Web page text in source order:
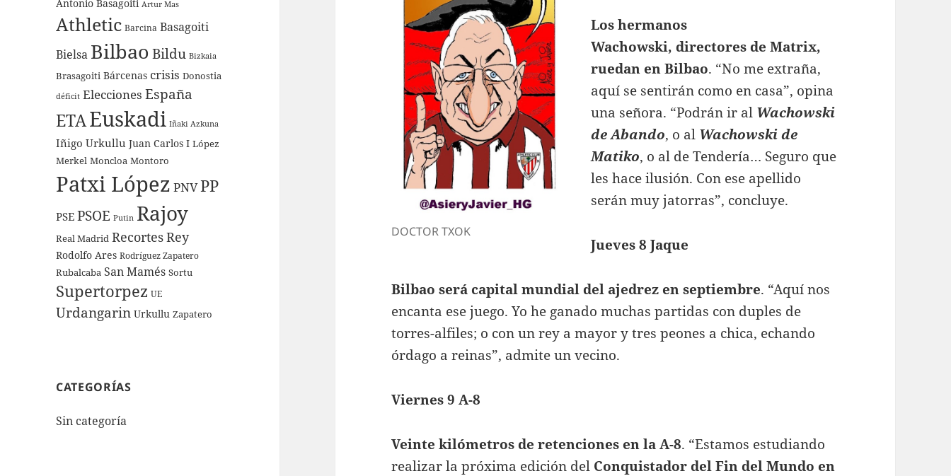
Antonio Basagoiti Artur Mas
Athletic Barcina Basagoiti
Bielsa Bilbao Bildu Bizkaia
Brasagoiti Bárcenas crisis Donostia
déficit Elecciones España
ETAEuskadi Iñaki Azkuna
Iñigo Urkullu Juan Carlos I López
Merkel Moncloa Montoro
Patxi López PNVPP
PSE PSOE Putin Rajoy
Real Madrid RecortesRey
Rodolfo Ares Rodríguez Zapatero
Rubalcaba San Mamés Sortu
Supertorpez UE
Urdangarin Urkullu Zapatero
CATEGORÍAS
Sin categoría
DOCTOR TXOK
Los hermanos
Wachowski, directores de Matrix,
ruedan en Bilbao. “No me extraña,
aquí se sentirán como en casa”, opina
una señora. “Podrán ir al Wachowski
de Abando, o al Wachowskide
Matiko, o al de Tendería… Seguro que
les hace ilusión. Con ese apellido
serán muy jatorras”, concluye.
Jueves 8 Jaque
Bilbao será capital mundial del ajedrez en septiembre. “Aquí nos
encanta ese juego. Yo he ganado muchas partidas con duples de
torres-alfiles; o con un rey a mayor y tres peones a chica, echando
órdago a reinas”, admite un vecino.
Viernes 9 A-8
Veinte kilómetros de retenciones en la A-8. “Estamos estudiando
realizar la próxima edición del Conquistador del Fin del Mundo en